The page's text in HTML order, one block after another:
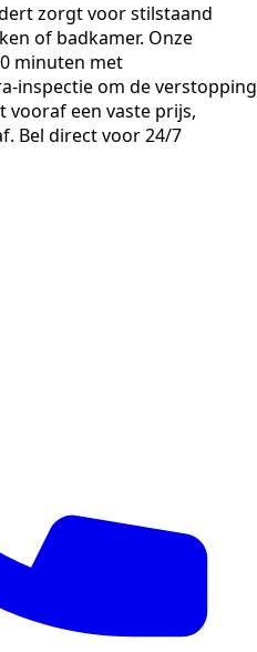
zorgt voor stilstaand
of badkamer. Onze
minuten met
inspectie om de verstopping
vooraf een vaste prijs,
Bel direct voor 24/7